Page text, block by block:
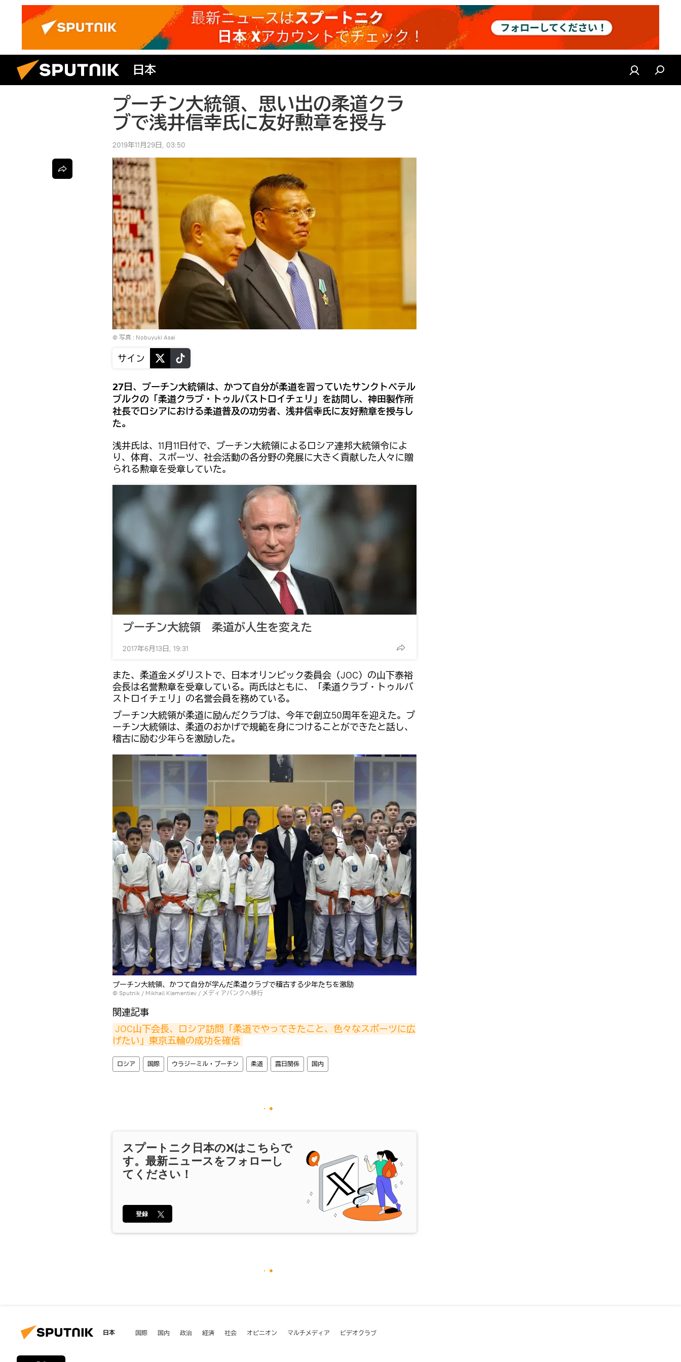
日本
プーチン大統領、思い出の柔道クラ
ブで浅井信幸氏に友好勲章を授与
2019年11月29日, 03:50
© 写真 : Nobuyuki Asai
サイン
27日、プーチン大統領は、かつて自分が柔道を習っていたサンクトペテル
ブルクの「柔道クラブ・トゥルバストロイチェリ」を訪問し、神田製作所
社長でロシアにおける柔道普及の功労者、浅井信幸氏に友好勲章を授与し
た。
浅井氏は、11月11日付で、プーチン大統領によるロシア連邦大統領令によ
り、体育、スポーツ、社会活動の各分野の発展に大きく貢献した人々に贈
られる勲章を受章していた。
プーチン大統領 柔道が人生を変えた
2017年6月13日, 19:31
また、柔道金メダリストで、日本オリンピック委員会（JOC）の山下泰裕
会長は名誉勲章を受章している。両氏はともに、「柔道クラブ・トゥルバ
ストロイチェリ」の名誉会員を務めている。
プーチン大統領が柔道に励んだクラブは、今年で創立50周年を迎えた。プ
ーチン大統領は、柔道のおかげで規範を身につけることができたと話し、
稽古に励む少年らを激励した。
プーチン大統領、かつて自分が学んだ柔道クラブで稽古する少年たちを激励
© Sputnik / Mikhail Klementiev / メディアバンクへ移行
関連記事
JOC山下会長、ロシア訪問「柔道でやってきたこと、色々なスポーツに広
げたい」東京五輪の成功を確信
ロシア 国際 ウラジーミル・プーチン 柔道 露日関係 国内
スプートニク日本のXはこちらで
す。最新ニュースをフォローし
てください！
登録
日本 国際 国内 政治 経済 社会 オピニオン マルチメディア ビデオクラブ